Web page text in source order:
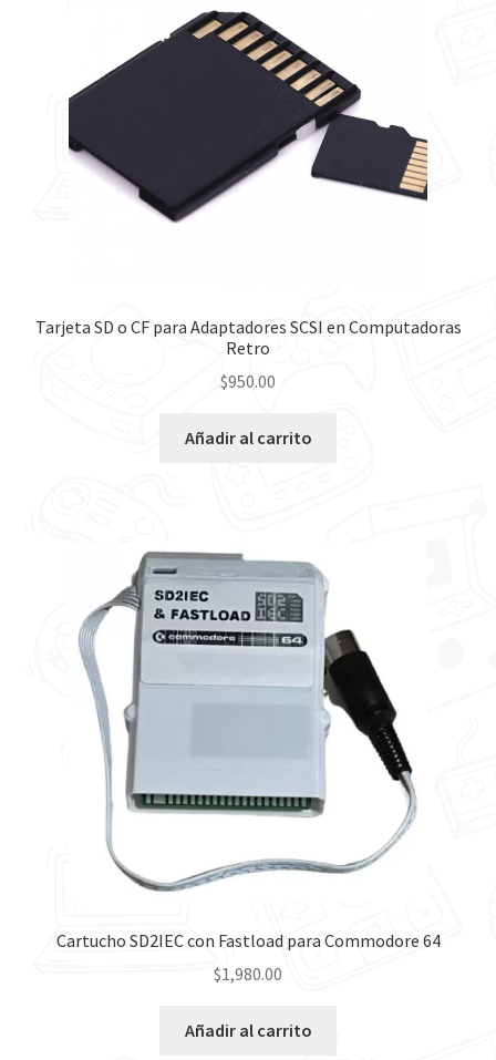
Tarjeta SD o CF para Adaptadores SCSI en Computadoras
Retro
$950.00
Añadir al carrito
Cartucho SD2IEC con Fastload para Commodore 64
$1,980.00
Añadir al carrito